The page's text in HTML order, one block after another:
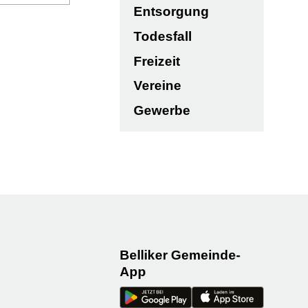
Entsorgung
Todesfall
Freizeit
Vereine
Gewerbe
Belliker Gemeinde-
App